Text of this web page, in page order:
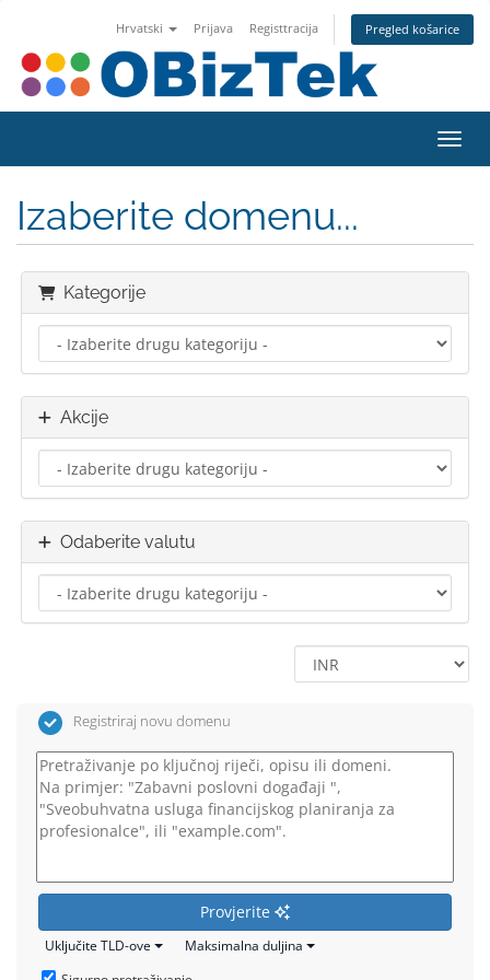
Hrvatski Prijava Registtracija Pregled košarice
Izaberite domenu...
Kategorije
Akcije
Odaberite valutu
Registriraj novu domenu
Provjerite
Uključite TLD-ove
Maksimalna duljina